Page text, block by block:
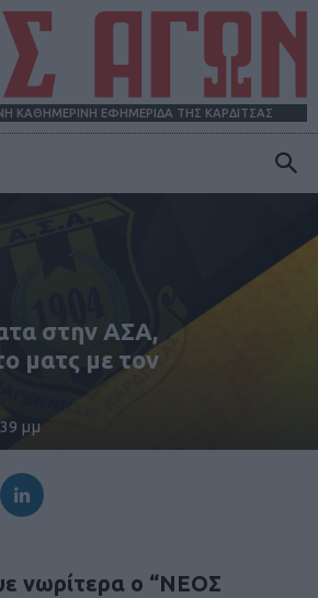
ΚΑΘΗΜΕΡΙΝΗ ΕΦΗΜΕΡΙΔΑ ΤΗΣ ΚΑΡΔΙΤΣΑΣ
στην ΑΣΑ,
ματς με τον
μμ
νωρίτερα ο “ΝΕΟΣ